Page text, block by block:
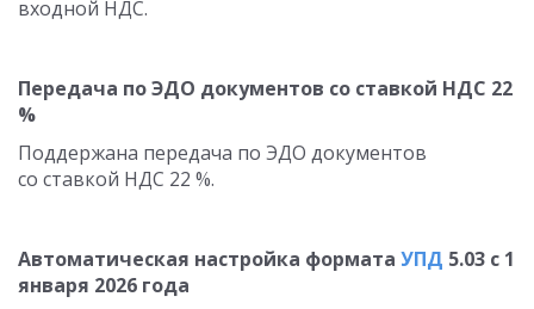
входной НДС.
Передача по ЭДО документов со ставкой НДС 22
%
Поддержана передача по ЭДО документов
со ставкой НДС 22 %.
Автоматическая настройка формата УПД 5.03 с 1
января 2026 года